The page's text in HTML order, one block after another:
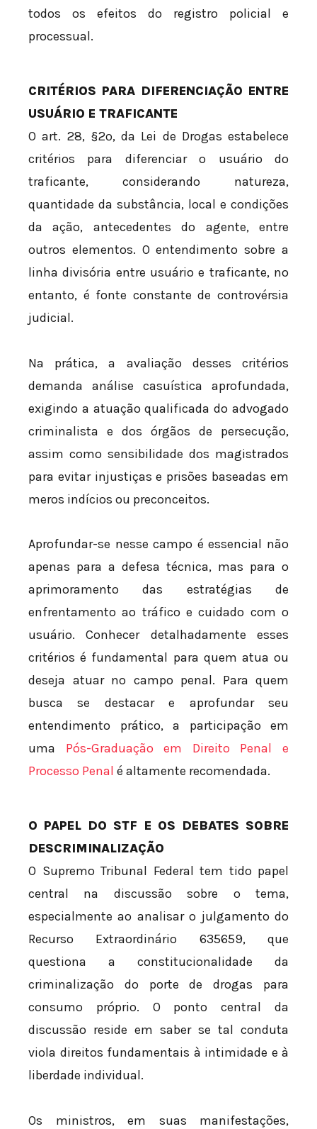
todos os efeitos do registro policial e
processual.
CRITÉRIOS PARA DIFERENCIAÇÃO ENTRE
USUÁRIO E TRAFICANTE
O art. 28, §2º, da Lei de Drogas estabelece
critérios para diferenciar o usuário do
traficante, considerando natureza,
quantidade da substância, local e condições
da ação, antecedentes do agente, entre
outros elementos. O entendimento sobre a
linha divisória entre usuário e traficante, no
entanto, é fonte constante de controvérsia
judicial.
Na prática, a avaliação desses critérios
demanda análise casuística aprofundada,
exigindo a atuação qualificada do advogado
criminalista e dos órgãos de persecução,
assim como sensibilidade dos magistrados
para evitar injustiças e prisões baseadas em
meros indícios ou preconceitos.
Aprofundar-se nesse campo é essencial não
apenas para a defesa técnica, mas para o
aprimoramento das estratégias de
enfrentamento ao tráfico e cuidado com o
usuário. Conhecer detalhadamente esses
critérios é fundamental para quem atua ou
deseja atuar no campo penal. Para quem
busca se destacar e aprofundar seu
entendimento prático, a participação em
uma Pós-Graduação em Direito Penal e
Processo Penal é altamente recomendada.
O PAPEL DO STF E OS DEBATES SOBRE
DESCRIMINALIZAÇÃO
O Supremo Tribunal Federal tem tido papel
central na discussão sobre o tema,
especialmente ao analisar o julgamento do
Recurso Extraordinário 635659, que
questiona a constitucionalidade da
criminalização do porte de drogas para
consumo próprio. O ponto central da
discussão reside em saber se tal conduta
viola direitos fundamentais à intimidade e à
liberdade individual.
Os ministros, em suas manifestações,